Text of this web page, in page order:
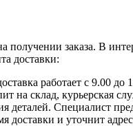
получении заказа. В
доставки:
работает с 9.00 до
на склад, курьерская
деталей. Специалист
доставки и уточнит